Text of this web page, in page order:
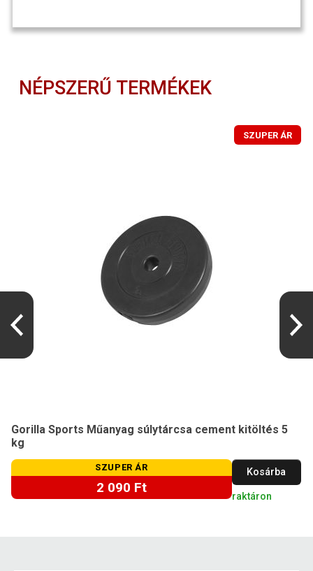
NÉPSZERŰ TERMÉKEK
SZUPER ÁR
Gorilla Sports Műanyag súlytárcsa cement kitöltés 5
kg
SZUPER ÁR
2 090 Ft
Kosárba
raktáron